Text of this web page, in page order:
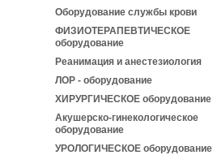
Оборудование службы крови
ФИЗИОТЕРАПЕВТИЧЕСКОЕ
оборудование
Реанимация и анестезиология
ЛОР - оборудование
ХИРУРГИЧЕСКОЕ оборудование
Акушерско-гинекологическое
оборудование
УРОЛОГИЧЕСКОЕ оборудование